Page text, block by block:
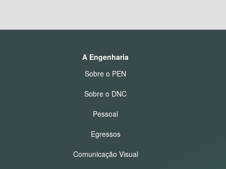
A Engenharia
Sobre o PEN
Sobre o DNC
Pessoal
Egressos
Comunicação Visual